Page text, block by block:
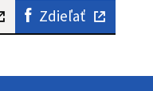
Zdieľať